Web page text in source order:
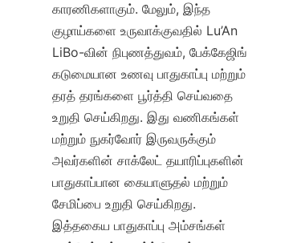
காரணிகளாகும். மேலும், இந்த
குழாய்களை உருவாக்குவதில் Lu’An
LiBo-வின் நிபுணத்துவம், பேக்கேஜிங்
கடுமையான உணவு பாதுகாப்பு மற்றும்
தரத் தரங்களை பூர்த்தி செய்வதை
உறுதி செய்கிறது. இது வணிகங்கள்
மற்றும் நுகர்வோர் இருவருக்கும்
அவர்களின் சாக்லேட் தயாரிப்புகளின்
பாதுகாப்பான கையாளுதல் மற்றும்
சேமிப்பை உறுதி செய்கிறது.
இத்தகைய பாதுகாப்பு அம்சங்கள்